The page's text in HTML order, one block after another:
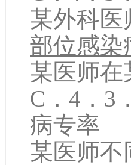
某外科医
部位感染
某医师在
C．4．3
病专率
某医师不